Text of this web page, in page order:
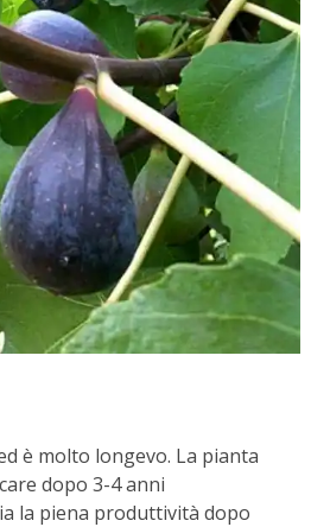
è molto longevo. La pianta
dopo 3-4 anni
la piena produttività dopo